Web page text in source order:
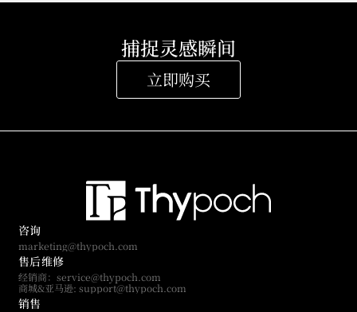
捕捉灵感瞬间
立即购买
咨询
marketing@thypoch.com
售后维修
经销商：service@thypoch.com
商城&亚马逊: support@thypoch.com
销售